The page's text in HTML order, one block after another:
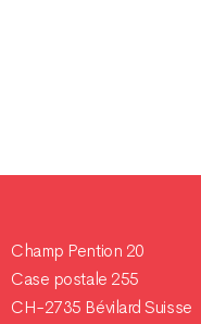
Champ Pention 20
Case postale 255
CH-2735 Bévilard Suisse